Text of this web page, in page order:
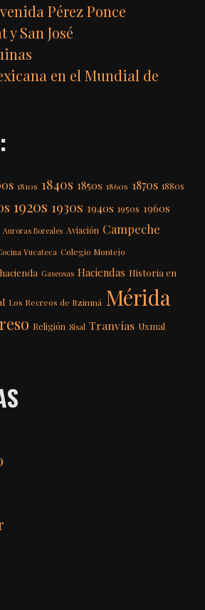
Pérez Ponce
y San José
en el Mundial de
1810s 1840s 1850s 1860s 1870s 1880s
1920s 1930s 1940s 1950s 1960s
Auroras Boreales Aviación Campeche
Yucateca Colegio Montejo
Gaseosas Haciendas Historia en
Los Recreos de Itzimná Mérida
Religión Sisal Tranvías Uxmal